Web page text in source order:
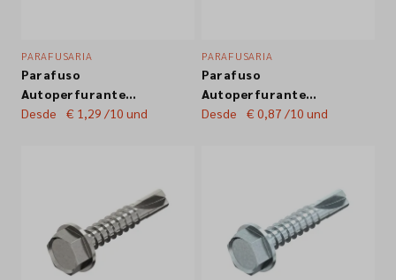
PARAFUSARIA
Parafuso
Autoperfurante
Sextavado c/ Anilha
Desde € 1,29 /10 und
PARAFUSARIA
Parafuso
Autoperfurante
Sextavado Cabeça
Desde € 0,87 /10 und